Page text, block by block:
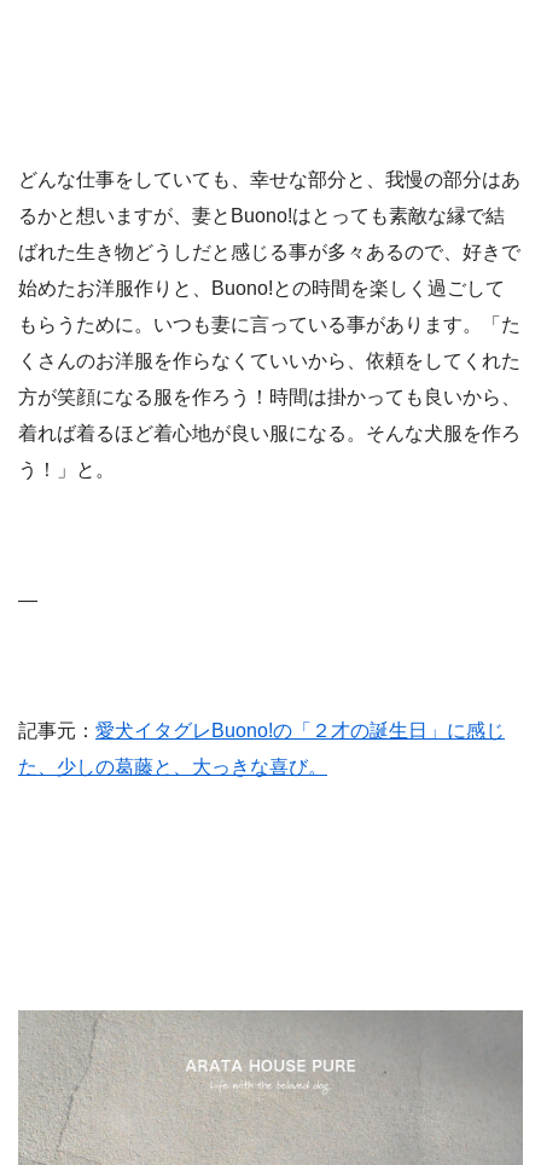
どんな仕事をしていても、幸せな部分と、我慢の部分はあ
るかと想いますが、妻とBuono!はとっても素敵な縁で結
ばれた生き物どうしだと感じる事が多々あるので、好きで
始めたお洋服作りと、Buono!との時間を楽しく過ごして
もらうために。いつも妻に言っている事があります。「た
くさんのお洋服を作らなくていいから、依頼をしてくれた
方が笑顔になる服を作ろう！時間は掛かっても良いから、
着れば着るほど着心地が良い服になる。そんな犬服を作ろ
う！」と。
—
記事元： 愛犬イタグレBuono!の「２才の誕生日」に感じ
た、少しの葛藤と、大っきな喜び。